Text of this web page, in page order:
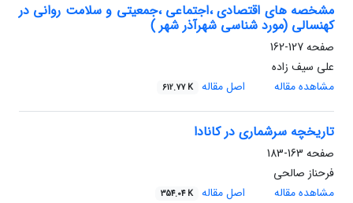
مشخصه های اقتصادی ،اجتماعی ،جمعیتی و سلامت روانی در
کهنسالی (مورد شناسی شهرآذر شهر )
صفحه127-162
علی سیف زاده
مشاهده مقاله
اصل مقاله 612.77 K
تاریخچه سرشماری در کانادا
صفحه 163-183
فرحناز صالحی
مشاهده مقاله
اصل مقاله 354.04 K